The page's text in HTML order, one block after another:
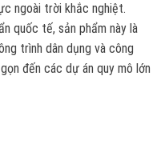
ngoài trời khắc nghiệt.
quốc tế, sản phẩm này là
trình dân dụng và công
đến các dự án quy mô lớn